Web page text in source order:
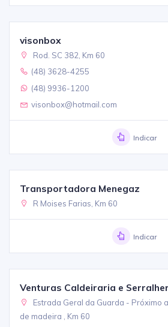
visonbox
Rod. SC 382, Km 60
(48) 3628-4255
(48) 9936-1200
visonbox@hotmail.com
Indicar
Transportadora Menegaz
R Moises Farias, Km 60
Indicar
Venturas Caldeiraria e
Estrada Geral da Guarda - Próximo
de madeira , Km 60